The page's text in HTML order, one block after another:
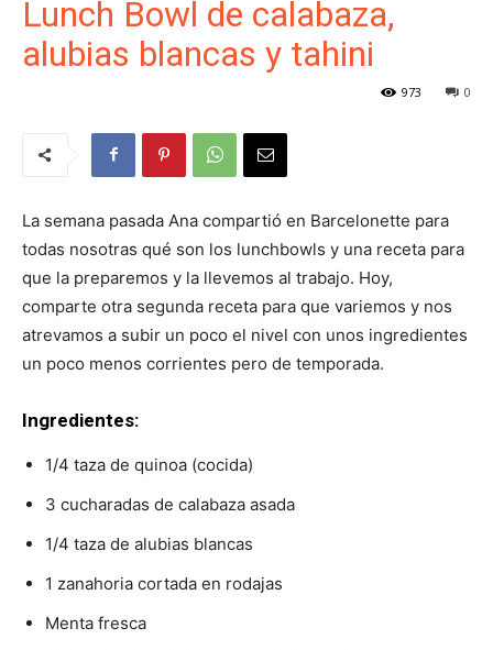
Lunch Bowl de calabaza,
alubias blancas y tahini
0
973
La semana pasada Ana compartió en Barcelonette para
todas nosotras qué son los lunchbowls y una receta para
que la preparemos y la llevemos al trabajo. Hoy,
comparte otra segunda receta para que variemos y nos
atrevamos a subir un poco el nivel con unos ingredientes
un poco menos corrientes pero de temporada.
Ingredientes:
1/4 taza de quinoa (cocida)
3 cucharadas de calabaza asada
1/4 taza de alubias blancas
1 zanahoria cortada en rodajas
Menta fresca